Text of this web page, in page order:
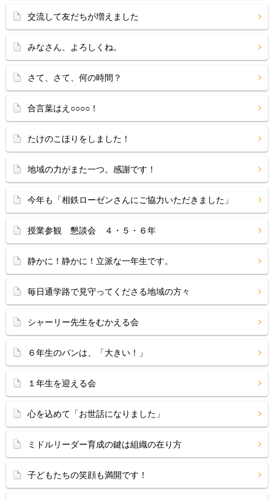
交流して友だちが増えました
みなさん、よろしくね。
さて、さて、何の時間？
合言葉はえ○○○○！
たけのこほりをしました！
地域の力がまた一つ。感謝です！
今年も「相鉄ローゼンさんにご協力いただきました」
授業参観 懇談会 ４・５・６年
静かに！静かに！立派な一年生です。
毎日通学路で見守ってくださる地域の方々
シャーリー先生をむかえる会
６年生のパンは、「大きい！」
１年生を迎える会
心を込めて「お世話になりました」
ミドルリーダー育成の鍵は組織の在り方
子どもたちの笑顔も満開です！